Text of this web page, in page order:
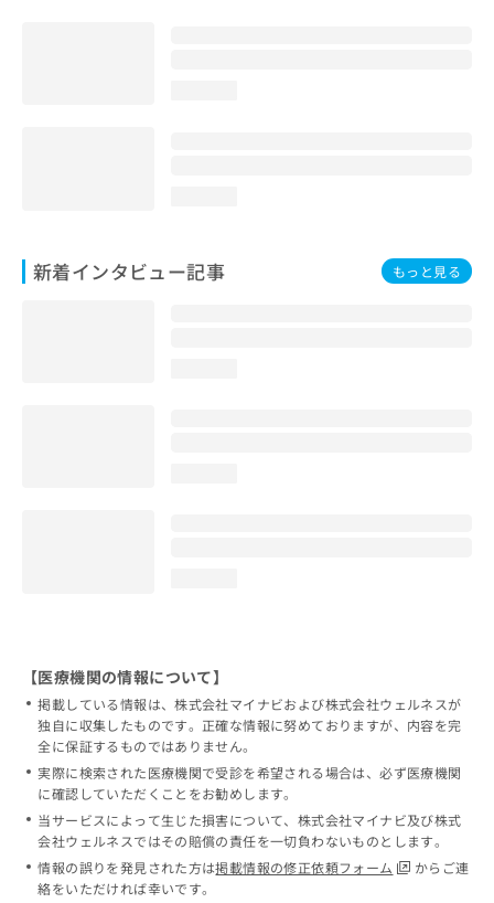
新着インタビュー記事 もっと見る
【医療機関の情報について】
掲載している情報は、株式会社マイナビおよび株式会社ウェルネスが
独自に収集したものです。正確な情報に努めておりますが、内容を完
全に保証するものではありません。
実際に検索された医療機関で受診を希望される場合は、必ず医療機関
に確認していただくことをお勧めします。
当サービスによって生じた損害について、株式会社マイナビ及び株式
会社ウェルネスではその賠償の責任を一切負わないものとします。
情報の誤りを発見された方は掲載情報の修正依頼フォーム
からご連
絡をいただければ幸いです。